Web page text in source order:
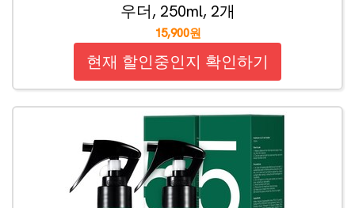
우더, 250ml, 2개
15,900원
현재 할인중인지 확인하기